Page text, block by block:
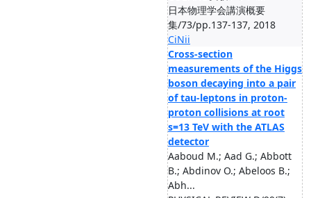
日本物理学会講演概要
集/73/pp.137-137, 2018
CiNii
Cross-section
measurements of the Higgs
boson decaying into a pair
of tau-leptons in proton-
proton collisions at root
s=13 TeV with the ATLAS
detector
Aaboud M.; Aad G.; Abbott
B.; Abdinov O.; Abeloos B.;
Abh...